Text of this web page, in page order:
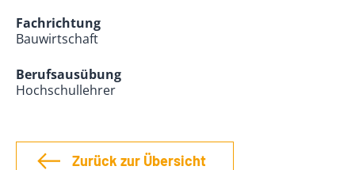
Fachrichtung
Bauwirtschaft
Berufsausübung
Hochschullehrer
Zurück zur Übersicht